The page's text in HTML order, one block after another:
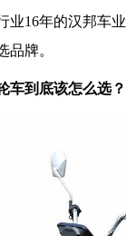
业16年的汉邦车
品牌。
车到底该怎么选？